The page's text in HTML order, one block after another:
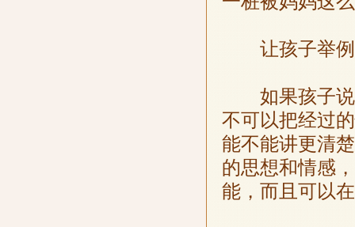
让孩子举例
如果孩子说
不可以把经过
能不能讲更清
的思想和情感
能，而且可以